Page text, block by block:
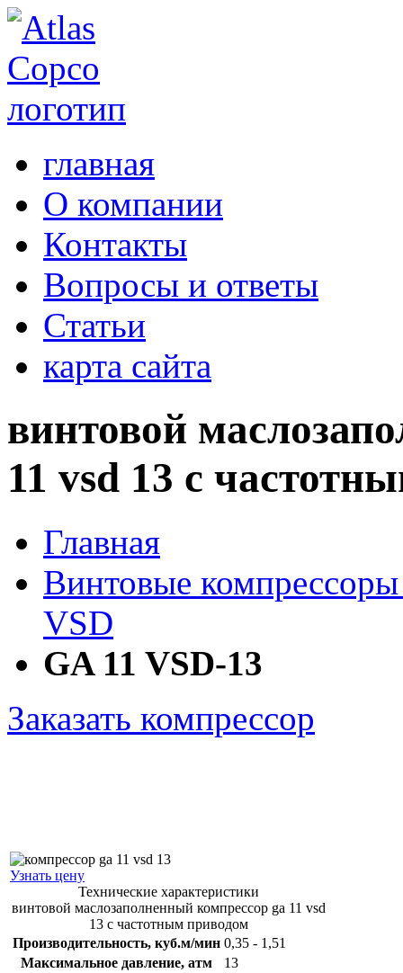
главная
О компании
Контакты
Вопросы и ответы
Статьи
карта сайта
винтовой
11 vsd 13 с
Главная
Винтовые
VSD
GA 11 VSD-13
Заказать компрессор
Узнать цену
Технические характеристики
винтовой маслозаполненный компрессор ga 11 vsd
13 с частотным приводом
Производительность, куб.м/мин 0,35 - 1,51
Максимальное давление, атм
13